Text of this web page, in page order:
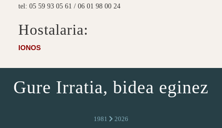
tel: 05 59 93 05 61 / 06 01 98 00 24
Hostalaria:
IONOS
Gure Irratia, bidea eginez
1981 2026